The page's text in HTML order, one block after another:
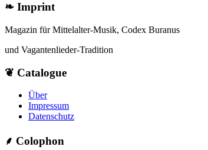
❧ Imprint
Magazin für Mittelalter-Musik, Codex Buranus
und Vagantenlieder-Tradition
❦ Catalogue
Über
Impressum
Datenschutz
⸙ Colophon